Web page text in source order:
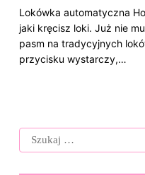
Lokówka automatyczna
jaki kręcisz loki. Już nie
pasm na tradycyjnych
przycisku wystarczy,…